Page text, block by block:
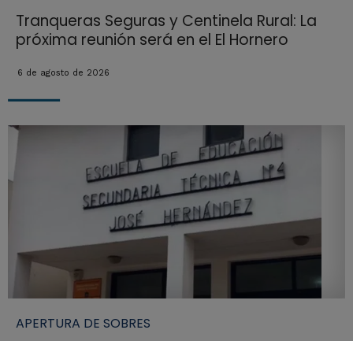
Tranqueras Seguras y Centinela Rural: La
próxima reunión será en el El Hornero
6 de agosto de 2026
APERTURA DE SOBRES